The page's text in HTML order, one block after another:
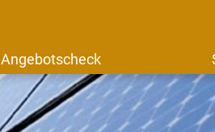
Angebotscheck